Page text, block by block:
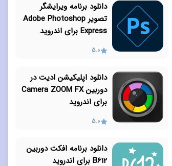
دانلود برنامه ویرایشگر
تصویر Adobe Photoshop
Express برای اندروید
5.0
دانلود اپلیکیشن ادیت در
دوربین Camera ZOOM FX
برای اندروید
5.0
دانلود برنامه افکت دوربین
B612 برای اندروید